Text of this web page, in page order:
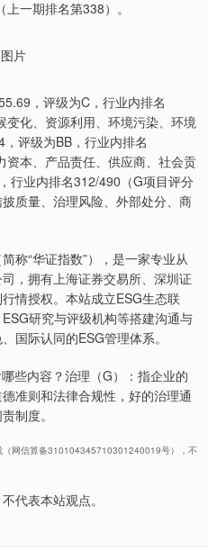
一期排名第338）。
，评级为C，行业内排名
化、资源利用、环境污染、环境
评级为BB，行业内排名
本、产品责任、供应商、社会贡
行业内排名312/490（G项目评分
质量、治理风险、外部处分、商
称“华证指数”），是一家专业从
，拥有上海证券交易所、深圳证
情授权。本站成立ESG生态联
研究与评级机构等搭建沟通与
国际认同的ESG管理体系。
些内容？治理（G）：指企业的
准则和法律合规性，好的治理通
制度。
（网信算备310104345710301240019号），不
代表本站观点。